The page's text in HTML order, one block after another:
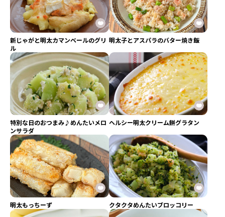
新じゃがと明太カマンベールのグリ
ル
明太子とアスパラのバター焼き飯
特別な日のおつまみ♪めんたいメロ
ンサラダ
ヘルシー明太クリーム餅グラタン
明太もっちーず クタクタめんたいブロッコリー